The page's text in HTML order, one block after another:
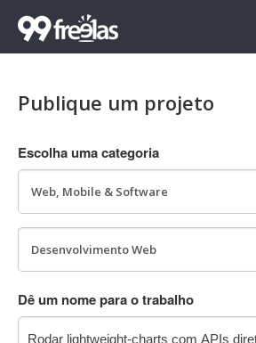
Publique um projeto
Escolha uma categoria
Dê um nome para o trabalho